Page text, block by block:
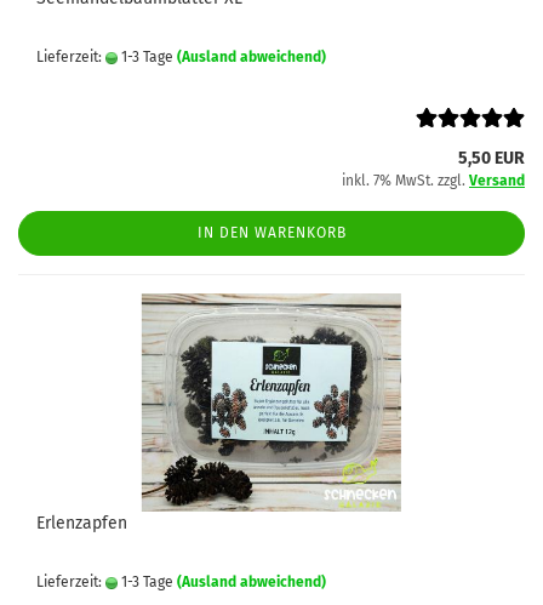
Lieferzeit: 1-3 Tage (Ausland abweichend)
5,50 EUR
inkl. 7% MwSt. zzgl. Versand
IN DEN WARENKORB
Erlenzapfen
Lieferzeit: 1-3 Tage (Ausland abweichend)